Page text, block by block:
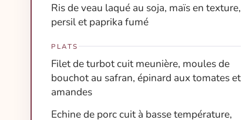
Ris de veau laqué au soja, maïs en texture,
persil et paprika fumé
PLATS
Filet de turbot cuit meunière, moules de
bouchot au safran, épinard aux tomates et
amandes
Echine de porc cuit à basse température,